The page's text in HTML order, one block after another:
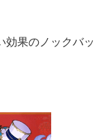
効果のノックバッ